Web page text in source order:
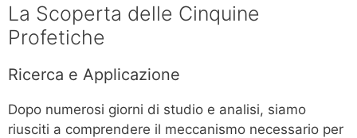
La Scoperta delle Cinquine
Profetiche
Ricerca e Applicazione
Dopo numerosi giorni di studio e analisi, siamo
riusciti a comprendere il meccanismo necessario per